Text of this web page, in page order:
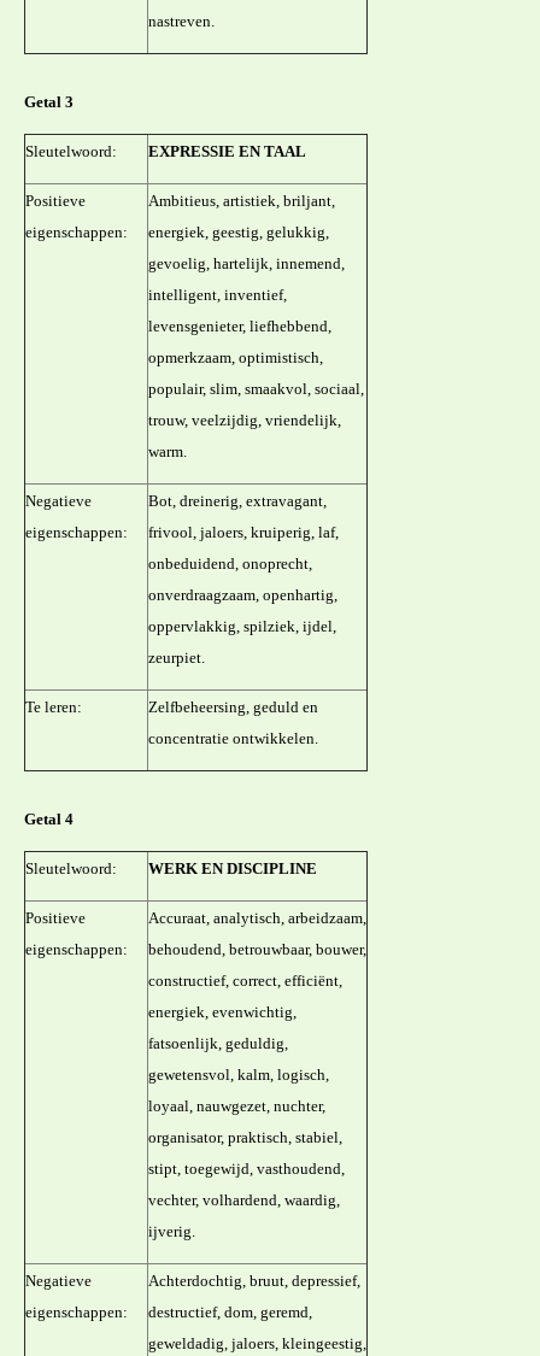
nastreven.
Getal 3
Sleutelwoord: EXPRESSIE EN TAAL
Positieve
eigenschappen:
Ambitieus, artistiek, briljant,
energiek, geestig, gelukkig,
gevoelig, hartelijk, innemend,
intelligent, inventief,
levensgenieter, liefhebbend,
opmerkzaam, optimistisch,
populair, slim, smaakvol, sociaal,
trouw, veelzijdig, vriendelijk,
warm.
Negatieve
eigenschappen:
Bot, dreinerig, extravagant,
frivool, jaloers, kruiperig, laf,
onbeduidend, onoprecht,
onverdraagzaam, openhartig,
oppervlakkig, spilziek, ijdel,
zeurpiet.
Te leren:
Zelfbeheersing, geduld en
concentratie ontwikkelen.
Getal 4
Sleutelwoord: WERK EN DISCIPLINE
Positieve
eigenschappen:
Accuraat, analytisch, arbeidzaam,
behoudend, betrouwbaar, bouwer,
constructief, correct, efficiënt,
energiek, evenwichtig,
fatsoenlijk, geduldig,
gewetensvol, kalm, logisch,
loyaal, nauwgezet, nuchter,
organisator, praktisch, stabiel,
stipt, toegewijd, vasthoudend,
vechter, volhardend, waardig,
ijverig.
Negatieve
eigenschappen:
Achterdochtig, bruut, depressief,
destructief, dom, geremd,
geweldadig, jaloers, kleingeestig,